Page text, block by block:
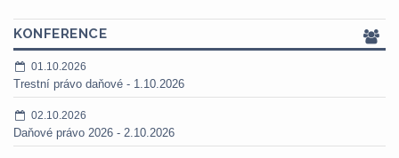
KONFERENCE
01.10.2026
Trestní právo daňové - 1.10.2026
02.10.2026
Daňové právo 2026 - 2.10.2026